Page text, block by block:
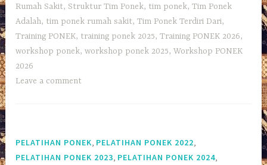
Rumah Sakit, Struktur Tim Ponek, tim ponek,Tim Ponek
Adalah, tim ponek rumah sakit,Tim Ponek Terdiri Dari,
Training PONEK, training ponek 2025,Training PONEK 2026,
workshop ponek,workshop ponek 2025,Workshop PONEK
2026
Leave a comment
PELATIHAN PONEK, PELATIHAN PONEK 2022,
PELATIHAN PONEK 2023, PELATIHAN PONEK 2024,